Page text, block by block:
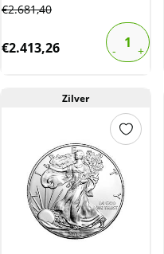
€2.681,40
€2.413,26
Zilver